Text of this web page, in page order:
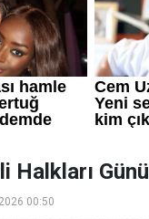
Halkları Günü
00:50